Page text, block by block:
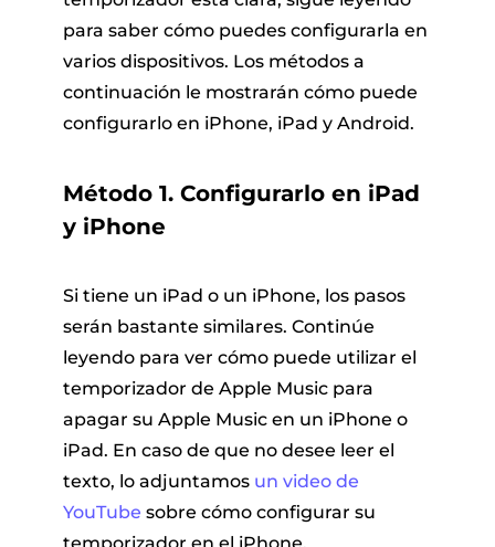
para saber cómo puedes configurarla en
varios dispositivos. Los métodos a
continuación le mostrarán cómo puede
configurarlo en iPhone, iPad y Android.
Método 1. Configurarlo en iPad
y iPhone
Si tiene un iPad o un iPhone, los pasos
serán bastante similares. Continúe
leyendo para ver cómo puede utilizar el
temporizador de Apple Music para
apagar su Apple Music en un iPhone o
iPad. En caso de que no desee leer el
texto, lo adjuntamos un video de
YouTube sobre cómo configurar su